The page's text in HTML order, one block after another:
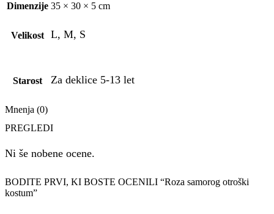
Dimenzije 35 × 30 × 5 cm
Velikost L, M, S
Starost Za deklice 5-13 let
Mnenja (0)
PREGLEDI
Ni še nobene ocene.
BODITE PRVI, KI BOSTE OCENILI “Roza samorog otroški
kostum”